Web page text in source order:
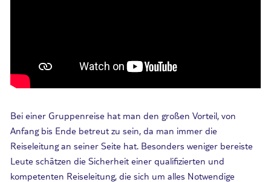
Bei einer Gruppenreise hat man den großen Vorteil, von
Anfang bis Ende betreut zu sein, da man immer die
Reiseleitung an seiner Seite hat. Besonders weniger bereiste
Leute schätzen die Sicherheit einer qualifizierten und
kompetenten Reiseleitung, die sich um alles Notwendige